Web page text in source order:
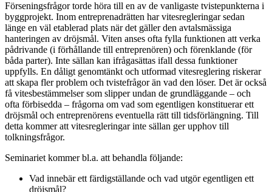
Förseningsfrågor torde höra till en av de vanligaste tvistepunkterna i
byggprojekt. Inom entreprenadrätten har vitesregleringar sedan
länge en väl etablerad plats när det gäller den avtalsmässiga
hanteringen av dröjsmål. Viten anses ofta fylla funktionen att verka
pådrivande (i förhållande till entreprenören) och förenklande (för
båda parter). Inte sällan kan ifrågasättas ifall dessa funktioner
uppfylls. En dåligt genomtänkt och utformad vitesreglering riskerar
att skapa fler problem och tvistefrågor än vad den löser. Det är också
få vitesbestämmelser som slipper undan de grundläggande – och
ofta förbisedda – frågorna om vad som egentligen konstituerar ett
dröjsmål och entreprenörens eventuella rätt till tidsförlängning. Till
detta kommer att vitesregleringar inte sällan ger upphov till
tolkningsfrågor.
Seminariet kommer bl.a. att behandla följande:
Vad innebär ett färdigställande och vad utgör egentligen ett
dröjsmål?